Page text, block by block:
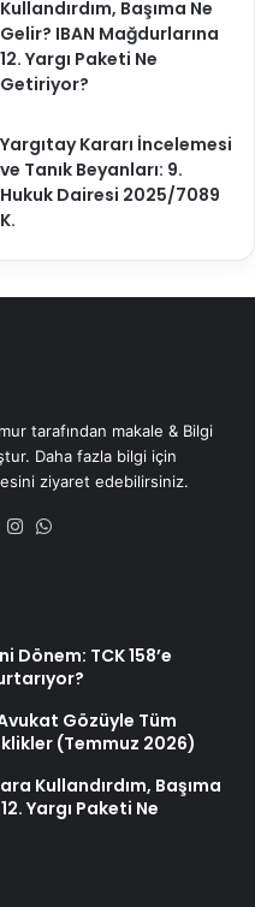
Kullandırdım, Başıma Ne
Gelir? IBAN Mağdurlarına
12. Yargı Paketi Ne
Getiriyor?
Yargıtay Kararı İncelemesi
ve Tanık Beyanları: 9.
Hukuk Dairesi 2025/7089
K.
tarafından makale & Bilgi
Daha fazla bilgi için
ziyaret edebilirsiniz.
YouTubeInstagram
Dönem: TCK 158’e
Gözüyle Tüm
(Temmuz 2026)
Kullandırdım, Başıma
Yargı Paketi Ne